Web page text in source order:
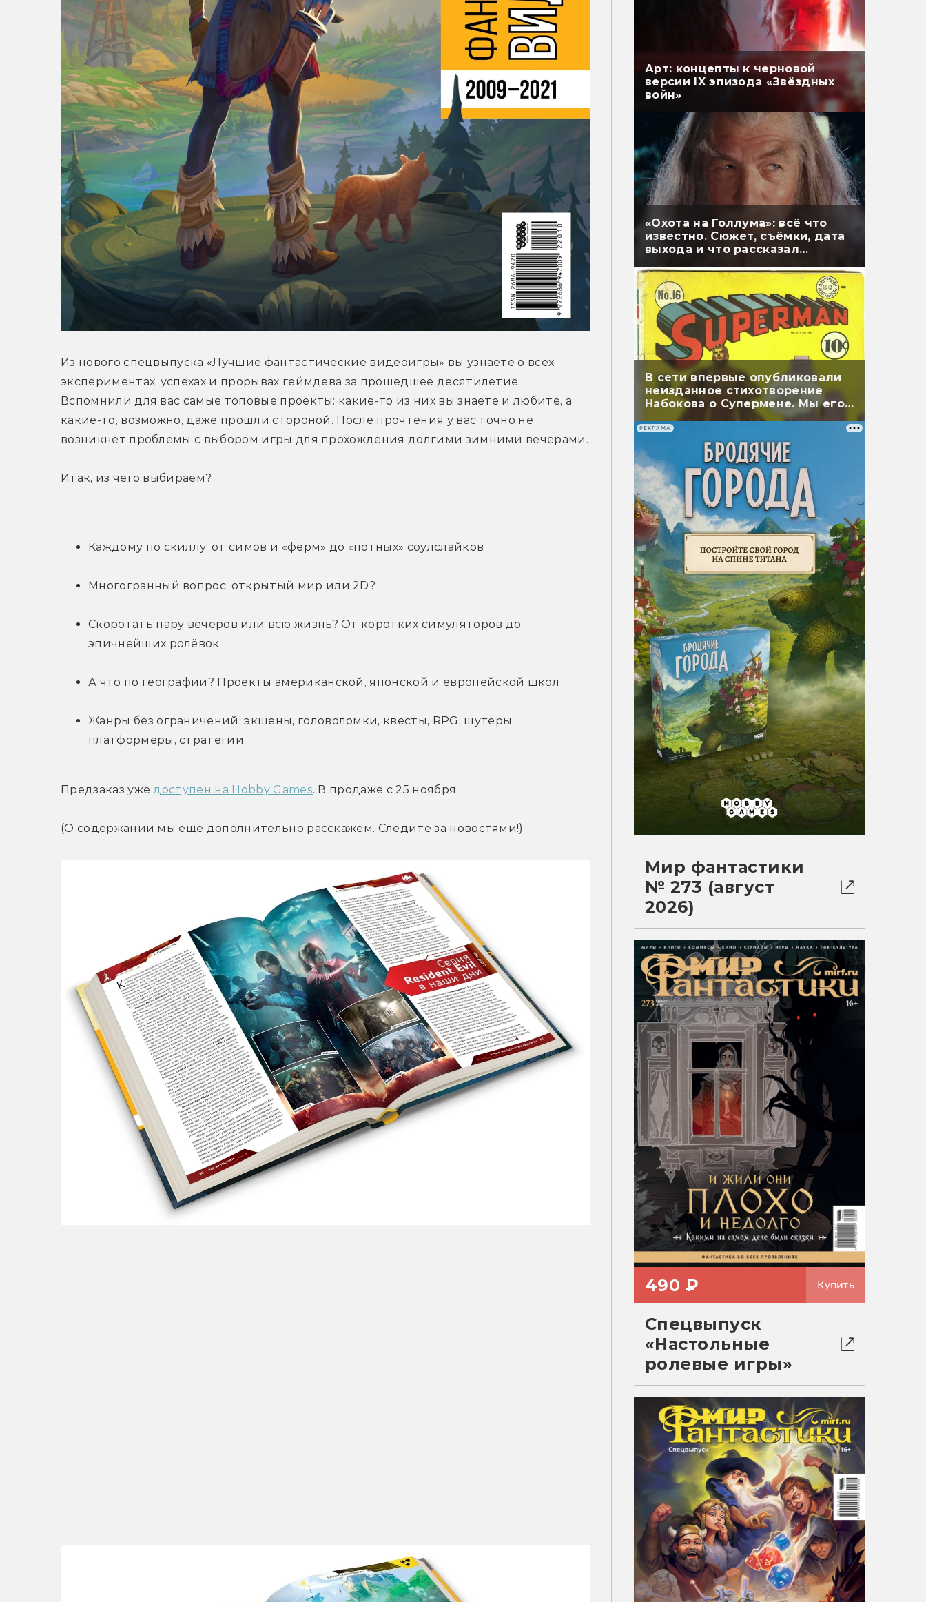
Из нового спецвыпуска «Лучшие фантастические видеоигры» вы узнаете о всех
экспериментах, успехах и прорывах геймдева за прошедшее десятилетие.
Вспомнили для вас самые топовые проекты: какие-то из них вы знаете и любите, а
какие-то, возможно, даже прошли стороной. После прочтения у вас точно не
возникнет проблемы с выбором игры для прохождения долгими зимними вечерами.
Итак, из чего выбираем?
Каждому по скиллу: от симов и «ферм» до «потных» соулслайков
Многогранный вопрос: открытый мир или 2D?
Скоротать пару вечеров или всю жизнь? От коротких симуляторов до
эпичнейших ролёвок
А что по географии? Проекты американской, японской и европейской школ
Жанры без ограничений: экшены, головоломки, квесты, RPG, шутеры,
платформеры, стратегии
Предзаказ уже доступен на Hobby Games. В продаже с 25 ноября.
(О содержании мы ещё дополнительно расскажем. Следите за новостями!)
Арт: концепты к черновой
версии IX эпизода «Звёздных
войн»
«Охота на Голлума»: всё что
известно. Сюжет, съёмки, дата
выхода и что рассказал
В сети впервые опубликовали
неизданное стихотворение
Набокова о Супермене. Мы его
перевели
РЕКЛАМА
Мир фантастики
№ 273 (август
2026)
490 ₽ Купить
Спецвыпуск
«Настольные
ролевые игры»